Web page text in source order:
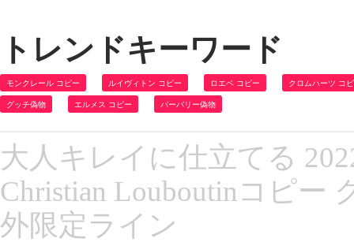
トレンドキーワード
モンクレール コピー ルイヴィトン コピー ロエベ コピー クロムハーツ コ
グッチ偽物 エルメス コピー バーバリー偽物
大人キレイに仕立てる
Christian Louboutinコピー
外限定ライン